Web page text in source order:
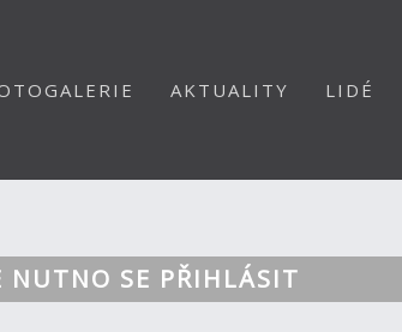
AKTUALITY LIDÉ
NUTNO SE PŘIHLÁSIT